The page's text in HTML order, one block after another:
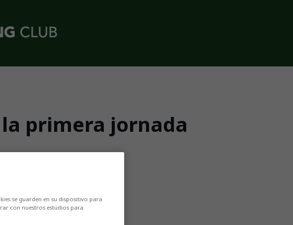
primera jornada
consecutivas
se guarden en su dispositivo para
con nuestros estudios para